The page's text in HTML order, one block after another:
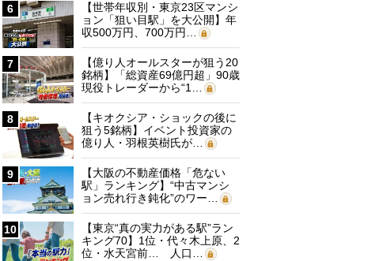
6
【世帯年収別・東京23区マンシ
ョン「狙い目駅」を大公開】年
収500万円、700万円…
7
【億り人オールスターが狙う20
銘柄】「総資産69億円超」90歳
現役トレーダーから“1…
8
【キオクシア・ショックの後に
狙う5銘柄】イベント投資家の
億り人・羽根英樹氏が…
9
【大阪の不動産価格「危ない
駅」ランキング】“中古マンシ
ョン売れ行き鈍化”のワー…
10
【東京“真の実力がある駅”ラン
キング70】1位・代々木上原、2
位・水天宮前… 人口…